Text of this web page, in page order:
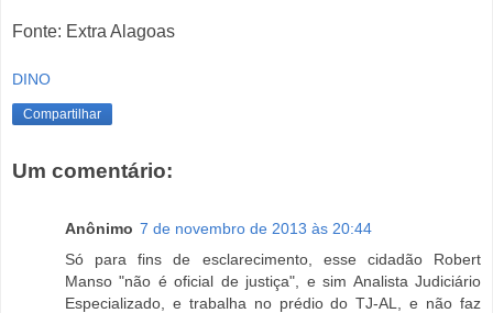
Fonte: Extra Alagoas
DINO
Compartilhar
Um comentário:
Anônimo 7 de novembro de 2013 às 20:44
Só para fins de esclarecimento, esse cidadão Robert
Manso "não é oficial de justiça", e sim Analista Judiciário
Especializado, e trabalha no prédio do TJ-AL, e não faz